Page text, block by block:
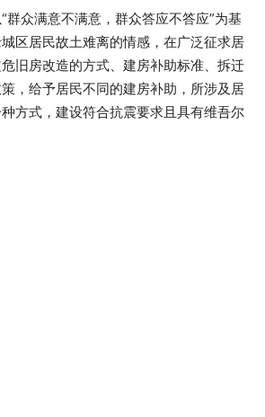
群众满意不满意，群众答应不答应”为基
区居民故土难离的情感，在广泛征求居
旧房改造的方式、建房补助标准、拆迁
，给予居民不同的建房补助，所涉及居
方式，建设符合抗震要求且具有维吾尔